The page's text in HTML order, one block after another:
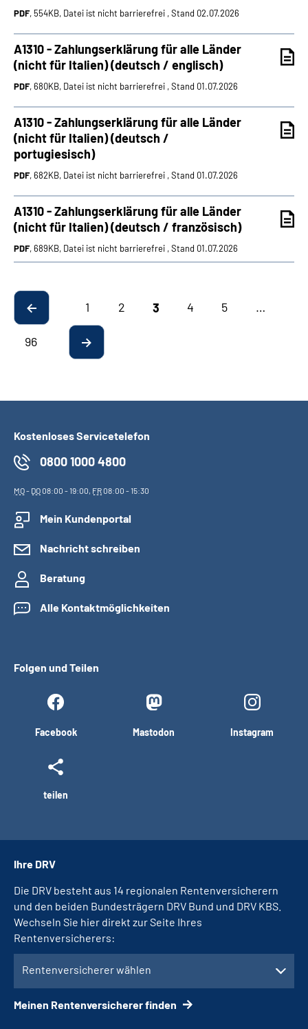
PDF, 554KB, Datei ist nicht barrierefrei , Stand 02.07.2026
A1310 - Zahlungserklärung für alle Länder
(nicht für Italien) (deutsch / englisch)
PDF, 680KB, Datei ist nicht barrierefrei , Stand 01.07.2026
A1310 - Zahlungserklärung für alle Länder
(nicht für Italien) (deutsch /
portugiesisch)
PDF, 682KB, Datei ist nicht barrierefrei , Stand 01.07.2026
A1310 - Zahlungserklärung für alle Länder
(nicht für Italien) (deutsch / französisch)
PDF, 689KB, Datei ist nicht barrierefrei , Stand 01.07.2026
1 2 3 4 5 …
96
Kostenloses Servicetelefon
0800 1000 4800
MO- DO08:00 - 19:00, FR08:00 - 15:30
Mein Kundenportal
Nachricht schreiben
Beratung
Alle Kontaktmöglichkeiten
Folgen und Teilen
Facebook Mastodon Instagram
teilen
Ihre DRV
Die DRV besteht aus 14 regionalen Rentenversicherern
und den beiden Bundesträgern DRV Bund und DRV KBS.
Wechseln Sie hier direkt zur Seite Ihres
Rentenversicherers:
Rentenversicherer wählen
Meinen Rentenversicherer finden